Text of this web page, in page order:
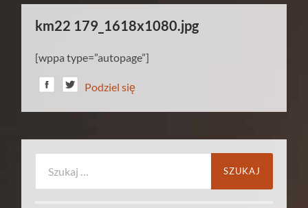
km22 179_1618x1080.jpg
[wppa type=”autopage”]
Podziel się